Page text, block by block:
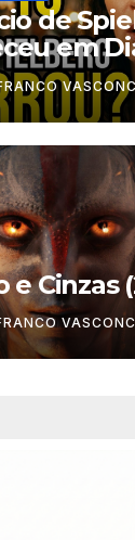
de
em
e Cinzas